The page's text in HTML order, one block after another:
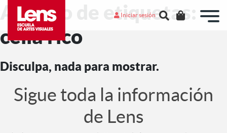
Iniciar sesión
Archivo de etiquetas:
celia rico
Disculpa, nada para mostrar.
Sigue toda la información
de Lens